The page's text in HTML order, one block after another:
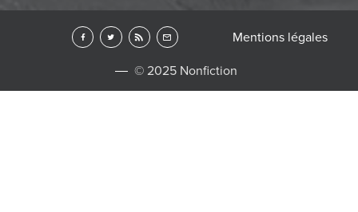
© 2025 Nonfiction
Mentions légales